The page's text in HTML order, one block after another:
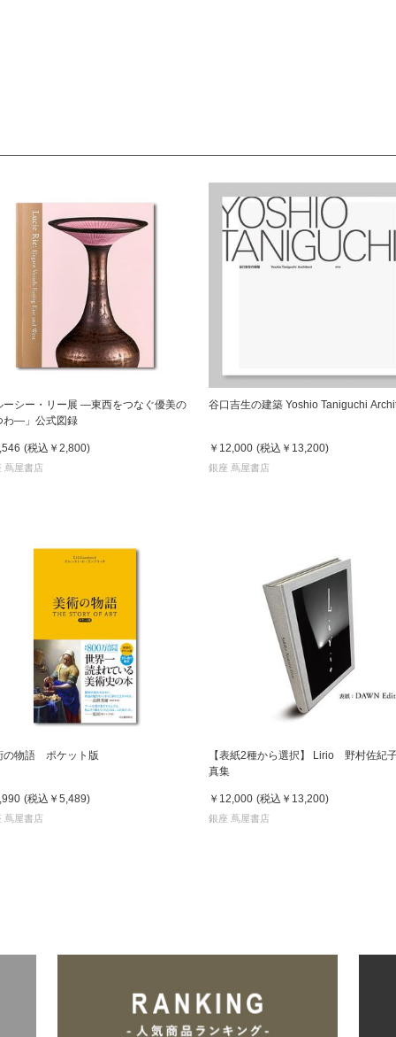
ーシー・リー展 ―東西をつなぐ優美の
わ―」公式図録
(税込 ￥2,800)
蔦屋書店
谷口吉生の建築 Yoshio Taniguchi
￥12,000 (税込 ￥13,200)
銀座 蔦屋書店
の物語 ポケット版
(税込 ￥5,489)
蔦屋書店
【表紙2種から選択】 Lirio 野村佐紀
真集
￥12,000 (税込 ￥13,200)
銀座 蔦屋書店